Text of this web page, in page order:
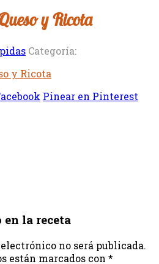
y Ricota
Categoría:
Pinear en Pinterest
en la receta
no será publicada.
están marcados con *